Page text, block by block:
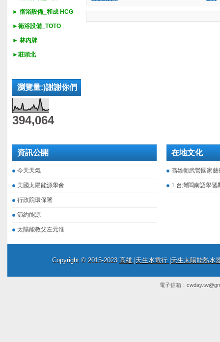
► 衛浴設備_ 和成 HCG
►衛浴設備_ TOTO
► 林內牌
►莊頭北
瀏覽量:)謝謝你們
394,064
資訊公開
今天天氣
美國太陽能源學會
行政院環保署
節約能源
太陽能教父左元淮
在地文化
高雄衛武營國家藝
1.台灣閩南語學習
Copyright © 2015-2023 高雄 |天生水電行 |天生太陽能熱水
電子信箱：